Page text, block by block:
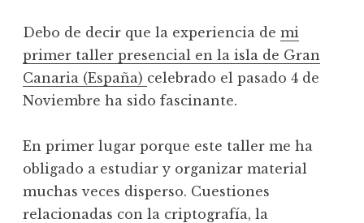
Debo de decir que la experiencia de mi
primer taller presencial en la isla de Gran
Canaria (España) celebrado el pasado 4 de
Noviembre ha sido fascinante.
En primer lugar porque este taller me ha
obligado a estudiar y organizar material
muchas veces disperso. Cuestiones
relacionadas con la criptografía, la